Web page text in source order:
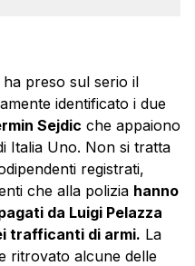
preso sul serio il
identificato i due
Sejdic che appaiono
Italia Uno. Non si tratta
registrati,
che alla polizia hanno
da Luigi Pelazza
trafficanti di armi. La
ritrovato alcune delle